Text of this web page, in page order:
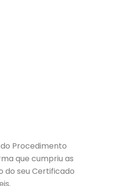
Procedimento
que cumpriu as
do seu Certificado